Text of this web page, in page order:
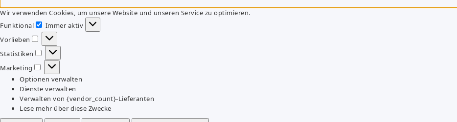
Wir verwenden Cookies, um unsere Website und unseren Service zu optimieren.
Funktional
Funktional
Immer aktiv
Vorlieben
Vorlieben
Statistiken
Statistiken
Marketing
Marketing
Optionen verwalten
Dienste verwalten
Verwalten von {vendor_count}-Lieferanten
Lese mehr über diese Zwecke